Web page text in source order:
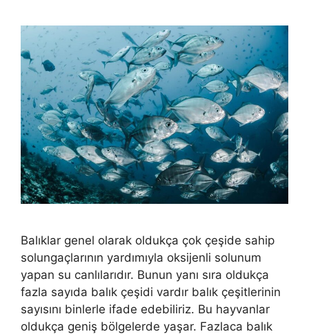
Balıklar genel olarak oldukça çok çeşide sahip
solungaçlarının yardımıyla oksijenli solunum
yapan su canlılarıdır. Bunun yanı sıra oldukça
fazla sayıda balık çeşidi vardır balık çeşitlerinin
sayısını binlerle ifade edebiliriz. Bu hayvanlar
oldukça geniş bölgelerde yaşar. Fazlaca balık